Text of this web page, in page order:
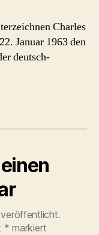
Charles
Januar 1963 den
deutsch-
* markiert